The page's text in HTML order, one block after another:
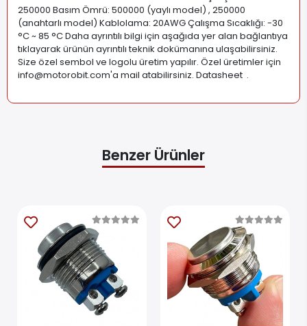
250000 Basım Ömrü: 500000 (yaylı model) , 250000
(anahtarlı model) Kablolama: 20AWG Çalışma Sıcaklığı: -30
°C ~ 85 °C Daha ayrıntılı bilgi için aşağıda yer alan bağlantıya
tıklayarak ürünün ayrıntılı teknik dokümanına ulaşabilirsiniz.
Size özel sembol ve logolu üretim yapılır. Özel üretimler için
info@motorobit.com'a mail atabilirsiniz. Datasheet .
Benzer Ürünler